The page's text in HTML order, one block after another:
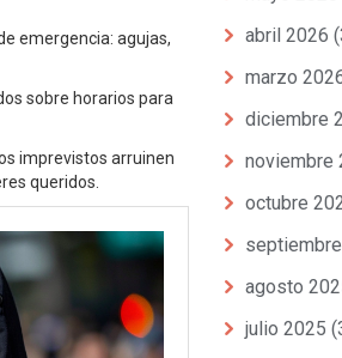
emergencia: agujas,
sobre horarios para
imprevistos arruinen
queridos.
abril 2026
marzo
diciembre
noviembre
octubre
agosto
julio 2025